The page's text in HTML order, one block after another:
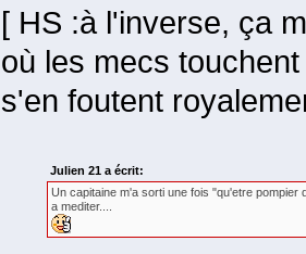
[ HS :à l'inverse, ça
où les mecs
s'en foutent
Julien 21 a écrit:
Un capitaine m'a sorti une fois "qu'etre
a mediter....